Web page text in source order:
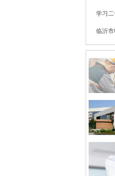
学习二
临沂市